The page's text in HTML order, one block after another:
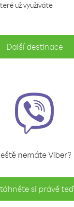
už využíváte
Další destinace
nemáte Viber?
si právě teď